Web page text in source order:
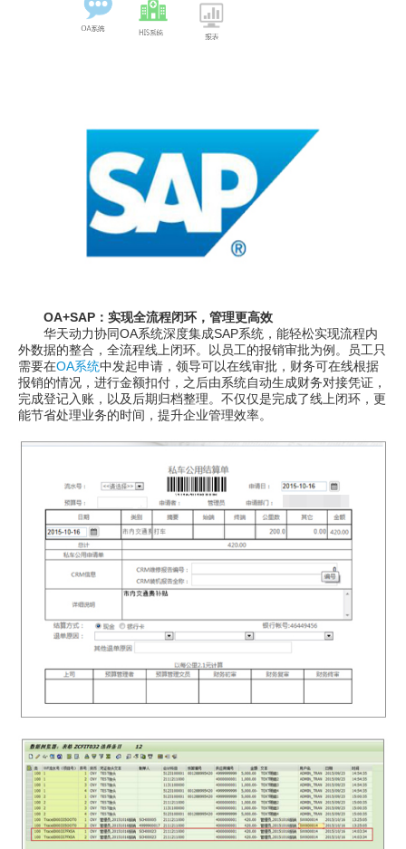
OA+SAP：实现全流程闭环，管理更高效
华天动力协同OA系统深度集成SAP系统，能轻松实现流程内
外数据的整合，全流程线上闭环。以员工的报销审批为例。员工只
需要在OA系统中发起申请，领导可以在线审批，财务可在线根据
报销的情况，进行金额扣付，之后由系统自动生成财务对接凭证，
完成登记入账，以及后期归档整理。不仅仅是完成了线上闭环，更
能节省处理业务的时间，提升企业管理效率。